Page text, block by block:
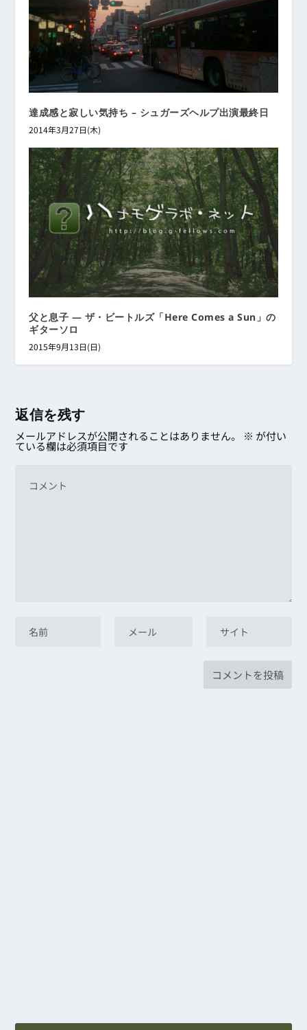
達成感と寂しい気持ち – シュガーズヘルプ出演最終日
2014年3月27日(木)
父と息子 ― ザ・ビートルズ「Here Comes a Sun」の
ギターソロ
2015年9月13日(日)
返信を残す
メールアドレスが公開されることはありません。 ※ が付い
ている欄は必須項目です